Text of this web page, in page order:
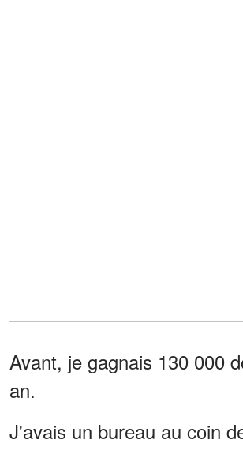
Avant, je gagnais 130 000
an.
J'avais un bureau au coin